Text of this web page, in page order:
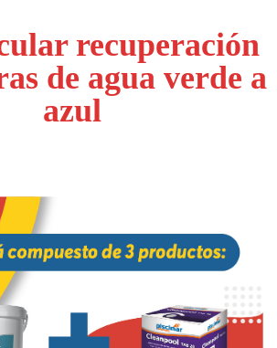
recuperación
de agua verde a
azul